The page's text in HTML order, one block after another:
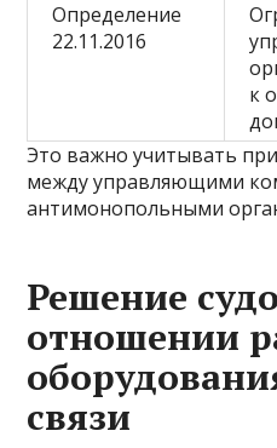
Определение
22.11.2016
к
Это важно учитывать
между управляющими
антимонопольными
Решение
отношении
связи